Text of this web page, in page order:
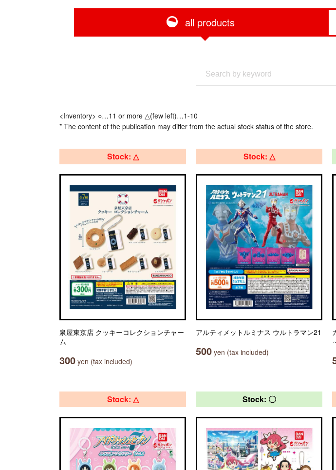
all products
<Inventory> ○…11 or more △(few left)…1-10
* The content of the publication may differ from the actual stock status of the store.
Stock: △
泉屋東京店 クッキーコレクションチャー
ム
300 yen (tax included)
Stock: △
アルティメットルミナス ウルトラマン21
500 yen (tax included)
Stock: △ Stock: 〇